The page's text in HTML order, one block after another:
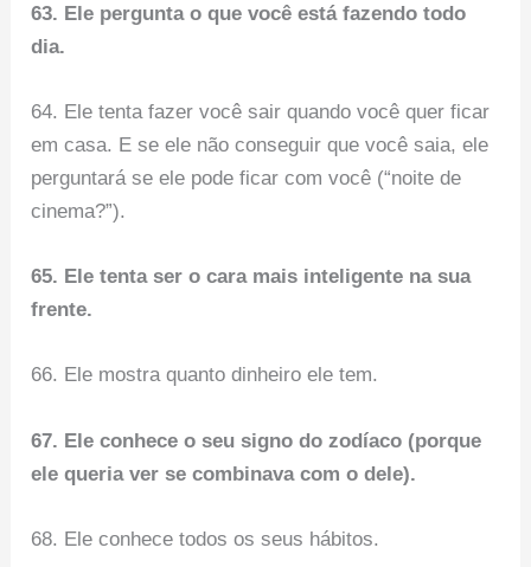
63. Ele pergunta o que você está fazendo todo
dia.
64. Ele tenta fazer você sair quando você quer ficar
em casa. E se ele não conseguir que você saia, ele
perguntará se ele pode ficar com você (“noite de
cinema?”).
65. Ele tenta ser o cara mais inteligente na sua
frente.
66. Ele mostra quanto dinheiro ele tem.
67. Ele conhece o seu signo do zodíaco (porque
ele queria ver se combinava com o dele).
68. Ele conhece todos os seus hábitos.